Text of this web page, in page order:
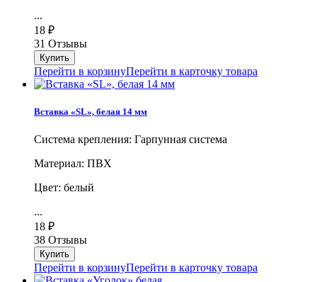
...
18 ₽
31 Отзывы
Перейти в корзинуПерейти в карточку товара
Вставка «SL», белая 14 мм
Система крепления: Гарпунная система
Материал: ПВХ
Цвет: белый
...
18 ₽
38 Отзывы
Перейти в корзинуПерейти в карточку товара